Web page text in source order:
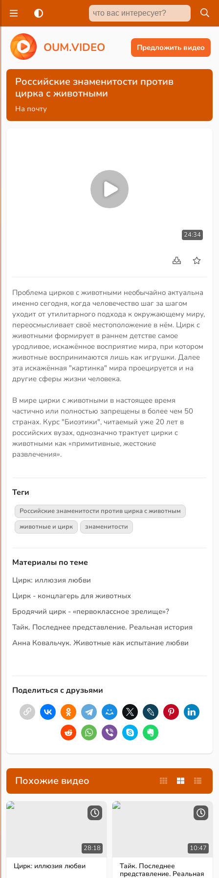
OUM.VIDEO Предложить видео
Российские знаменитости против
цирка с животными
На почту
24:34
Проблема цирков с животными необычайно актуальна
именно сегодня, когда человечество шаг за шагом
уходит от утилитарного подхода к окружающему миру,
переосмысливает своё местоположение в нём. Цирк с
животными формирует в раннем детстве самое
уродливое, искажённое восприятие мира, при котором
животные воспринимаются лишь как игрушки. Далее
эта искажённая "картинка" мира проецируется и на
другие сферы жизни человека.
В мире цирки с животными в настоящее время
частично или полностью запрещены в более чем 50
странах. Курс "Биоэтики", читаемый уже 20 лет в
российских вузах, однозначно трактует цирки с
животными как «примитивные, жестокие
развлечения».
Теги
Российские знаменитости против цирка с животным
животные и цирк
знаменитости
Материалы по теме
Цирк: иллюзия любви
Цирк - концлагерь для животных
Бродячий цирк - «первоклассное зрелище»?
Тайк. Последнее представление. Реальная история
Анна Ковальчук. Животные как испытание любви
Поделиться с друзьями
Похожие видео
28:18
Цирк: иллюзия любви
10:47
Тайк. Последнее
представление. Реальная